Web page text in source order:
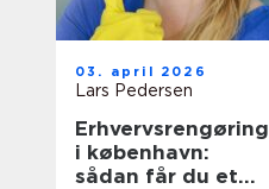
03. april 2026
Lars Pedersen
Erhvervsrengøring
i københavn:
sådan får du et